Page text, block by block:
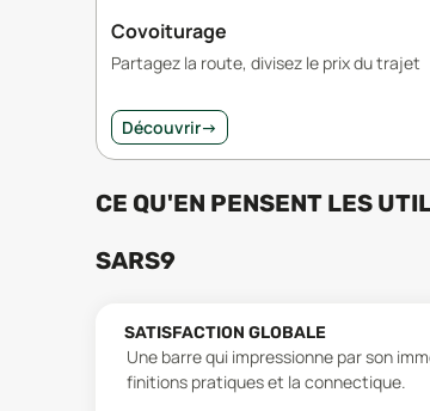
Covoiturage
Partagez la route, divisez le prix du trajet
Découvrir→
CE QU'EN PENSENT LES
SARS9
SATISFACTION GLOBALE
Une barre qui impressionne par son
finitions pratiques et la connectique.